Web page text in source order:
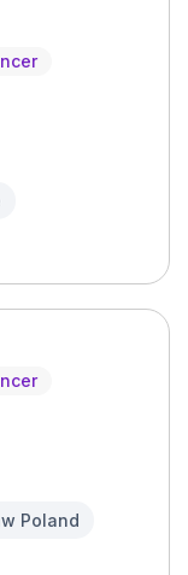
Poland